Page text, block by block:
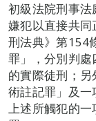
初級法院刑事
嫌犯以直接共
刑法典》第154
罪」，分別判
的實際徒刑；
術註記罪」及
上述所觸犯的